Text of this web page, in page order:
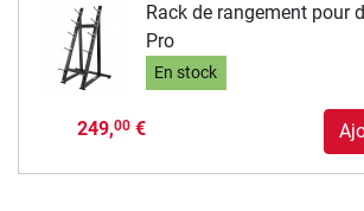
Rack de rangement pour
Pro
En stock
249,00€